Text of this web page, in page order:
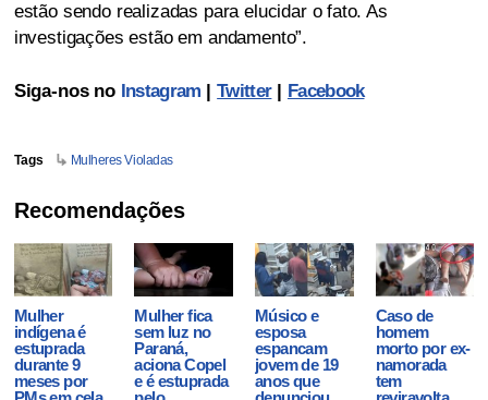
estão sendo realizadas para elucidar o fato. As
investigações estão em andamento”.
Siga-nos no Instagram |Twitter| Facebook
Tags Mulheres Violadas
Recomendações
Mulher
indígena é
estuprada
durante 9
meses por
Mulher fica
sem luz no
Paraná,
aciona Copel
e é estuprada
Músico e
esposa
espancam
jovem de 19
anos que
Caso de
homem
morto por ex-
namorada
tem